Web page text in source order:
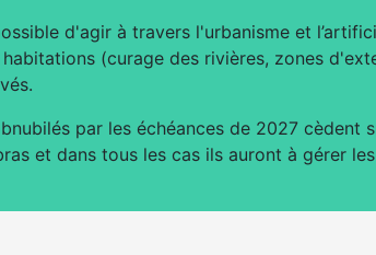
d'agir à travers l'urbanisme et
(curage des rivières, zones
par les échéances de 2027
et dans tous les cas ils auront à gérer
à démotiver les électeurs